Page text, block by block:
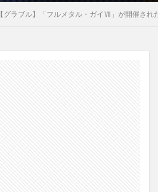
【グラブル】「フルメタル・ガイⅦ」が開催さ